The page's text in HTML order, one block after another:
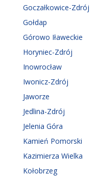
Goczałkowice-Zdrój
Gołdap
Górowo Iławeckie
Horyniec-Zdrój
Inowrocław
Iwonicz-Zdrój
Jaworze
Jedlina-Zdrój
Jelenia Góra
Kamień Pomorski
Kazimierza Wielka
Kołobrzeg